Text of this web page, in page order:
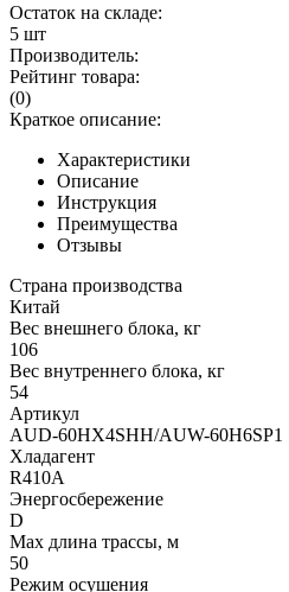
Остаток на складе:
5 шт
Производитель:
Рейтинг товара:
(0)
Краткое описание:
Характеристики
Описание
Инструкция
Преимущества
Отзывы
Страна производства
Китай
Вес внешнего блока, кг
106
Вес внутреннего блока, кг
54
Артикул
AUD-60HX4SHH/AUW-60H6SP1
Хладагент
R410A
Энергосбережение
D
Max длина трассы, м
50
Режим осушения